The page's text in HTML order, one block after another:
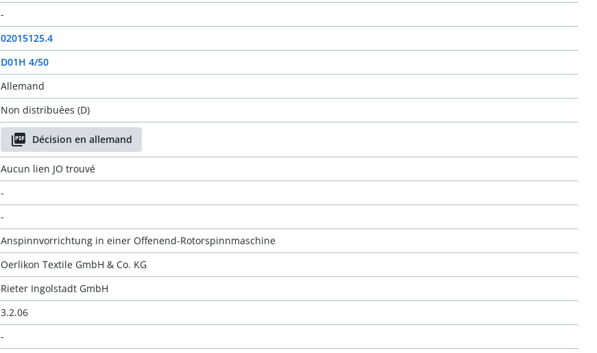
-
02015125.4
D01H 4/50
Allemand
Non distribuées (D)
Décision en allemand
Aucun lien JO trouvé
-
-
Anspinnvorrichtung in einer Offenend-Rotorspinnmaschine
Oerlikon Textile GmbH & Co. KG
Rieter Ingolstadt GmbH
3.2.06
-